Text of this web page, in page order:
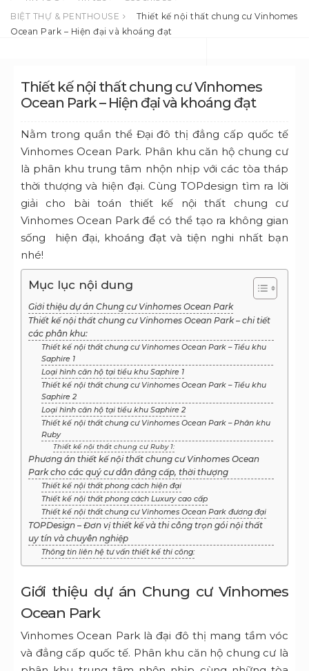
BIỆT THỰ & PENTHOUSE
Thiết kế nội thất chung cư Vinhomes
Ocean Park – Hiện đại và khoáng đạt
Thiết kế nội thất chung cư Vinhomes
Ocean Park – Hiện đại và khoáng đạt
Nằm trong quần thể Đại đô thị đẳng cấp quốc tế
Vinhomes Ocean Park. Phân khu căn hộ chung cư
là phân khu trung tâm nhộn nhịp với các tòa tháp
thời thượng và hiện đại. Cùng TOPdesign tìm ra lời
giải cho bài toán thiết kế nội thất chung cư
Vinhomes Ocean Park để có thể tạo ra không gian
sống hiện đại, khoáng đạt và tiện nghi nhất bạn
nhé!
Mục lục nội dung
Giới thiệu dự án Chung cư Vinhomes Ocean Park
Thiết kế nội thất chung cư Vinhomes Ocean Park – chi tiết
các phân khu:
Thiết kế nội thất chung cư Vinhomes Ocean Park – Tiểu khu
Saphire 1
Loại hình căn hộ tại tiểu khu Saphire 1
Thiết kế nội thất chung cư Vinhomes Ocean Park – Tiểu khu
Saphire 2
Loại hình căn hộ tại tiểu khu Saphire 2
Thiết kế nội thất chung cư Vinhomes Ocean Park – Phân khu
Ruby
Thiết kế nội thất chung cư Ruby 1:
Phương án thiết kế nội thất chung cư Vinhomes Ocean
Park cho các quý cư dân đẳng cấp, thời thượng
Thiết kế nội thất phong cách hiện đại
Thiết kế nội thất phong cách Luxury cao cấp
Thiết kế nội thất chung cư Vinhomes Ocean Park đương đại
TOPDesign – Đơn vị thiết kế và thi công trọn gói nội thất
uy tín và chuyên nghiệp
Thông tin liên hệ tư vấn thiết kế thi công:
Giới thiệu dự án Chung cư Vinhomes
Ocean Park
Vinhomes Ocean Park là đại đô thị mang tầm vóc
và đẳng cấp quốc tế. Phân khu căn hộ chung cư là